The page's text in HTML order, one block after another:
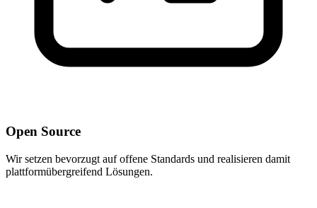
Open Source
Wir setzen bevorzugt auf offene Standards und realisieren damit
plattformübergreifend Lösungen.